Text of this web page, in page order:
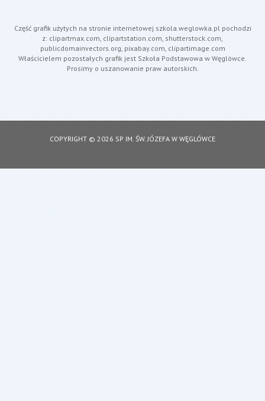
Część grafik użytych na stronie internetowej szkola.weglowka.pl pochodzi
z: clipartmax.com, clipartstation.com, shutterstock.com,
publicdomainvectors.org, pixabay.com, clipartimage.com
Właścicielem pozostałych grafik jest Szkoła Podstawowa w Węglówce.
Prosimy o uszanowanie praw autorskich.
COPYRIGHT © 2026 SP IM. ŚW. JÓZEFA W WĘGLÓWCE